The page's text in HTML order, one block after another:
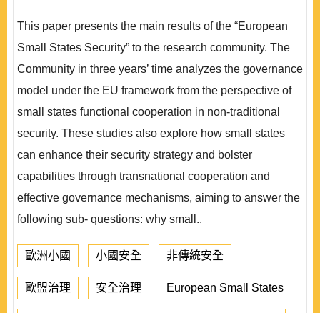
This paper presents the main results of the “European
Small States Security” to the research community. The
Community in three years’ time analyzes the governance
model under the EU framework from the perspective of
small states functional cooperation in non-traditional
security. These studies also explore how small states
can enhance their security strategy and bolster
capabilities through transnational cooperation and
effective governance mechanisms, aiming to answer the
following sub- questions: why small..
歐洲小國 小國安全 非傳統安全
歐盟治理 安全治理 European Small States